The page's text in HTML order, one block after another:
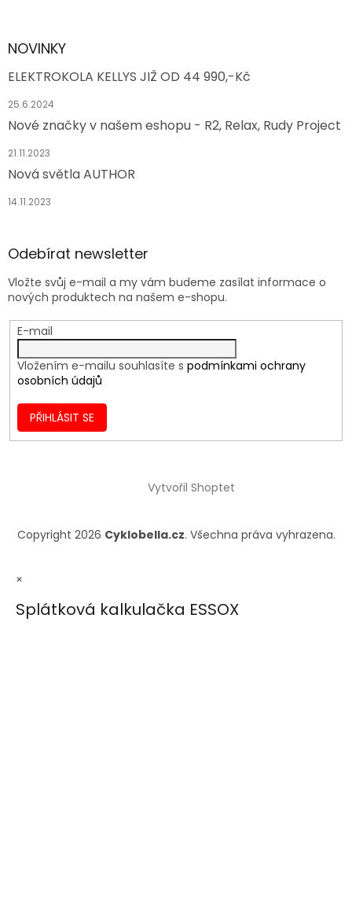
NOVINKY
ELEKTROKOLA KELLYS JIŽ OD 44 990,-Kč
25.6.2024
Nové značky v našem eshopu - R2, Relax, Rudy Project
21.11.2023
Nová světla AUTHOR
14.11.2023
Odebírat newsletter
Vložte svůj e-mail a my vám budeme zasílat informace o
nových produktech na našem e-shopu.
E-mail
Vložením e-mailu souhlasíte s podmínkami ochrany
osobních údajů
PŘIHLÁSIT SE
Vytvořil Shoptet
Copyright 2026 Cyklobella.cz. Všechna práva vyhrazena.
×
Splátková kalkulačka ESSOX